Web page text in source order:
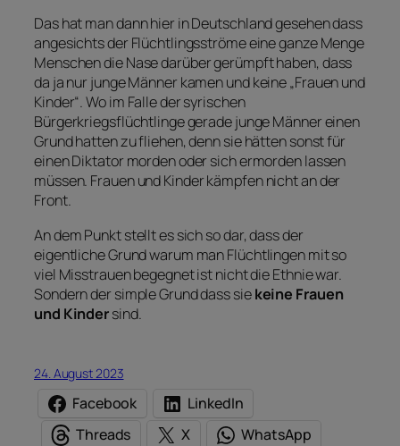
Das hat man dann hier in Deutschland gesehen dass
angesichts der Flüchtlingsströme eine ganze Menge
Menschen die Nase darüber gerümpft haben, dass
da ja nur junge Männer kamen und keine „Frauen und
Kinder“. Wo im Falle der syrischen
Bürgerkriegsflüchtlinge gerade junge Männer einen
Grund hatten zu fliehen, denn sie hätten sonst für
einen Diktator morden oder sich ermorden lassen
müssen. Frauen und Kinder kämpfen nicht an der
Front.
An dem Punkt stellt es sich so dar, dass der
eigentliche Grund warum man Flüchtlingen mit so
viel Misstrauen begegnet ist nicht die Ethnie war.
Sondern der simple Grund dass siekeine Frauen
und Kindersind.
24. August 2023
Facebook
LinkedIn
Threads
X WhatsApp